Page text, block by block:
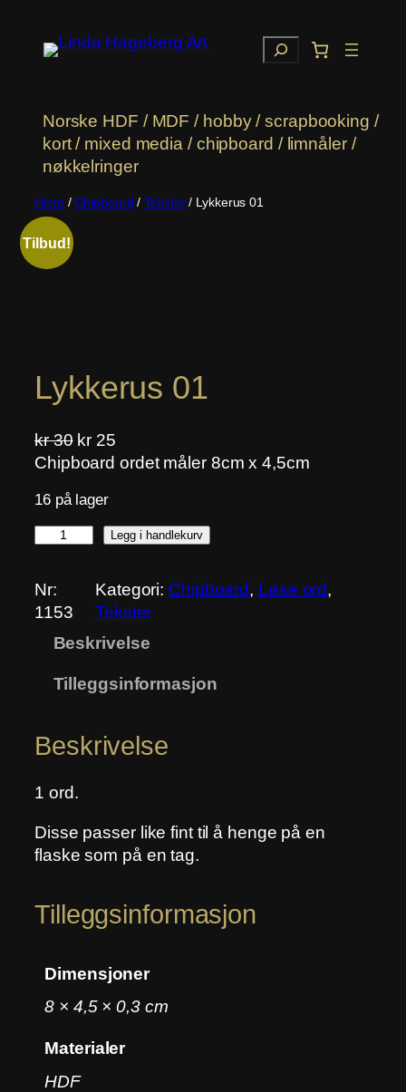
innhold
Søk
Norske HDF / MDF / hobby / scrapbooking /
kort / mixed media / chipboard / limnåler /
nøkkelringer
Hjem /Chipboard /Tekster/ Lykkerus 01
Tilbud!
Lykkerus 01
kr30 O
p
r
i
i
p
s
a
.
kr 25N
å
r
d
e
p
i
r
2
.
Chipboard ordet måler 8cm x 4,5cm
16 på lager
k
k
1
n
a
l
Legg i handlekurv
Nr:
1153
Kategori: Chipboard, Løse ord
Tekster
Beskrivelse
Tilleggsinformasjon
Beskrivelse
1 ord.
Disse passer like fint til å henge på en
flaske som på en tag.
Tilleggsinformasjon
Dimensjoner
8 × 4,5 × 0,3 cm
Materialer
HDF